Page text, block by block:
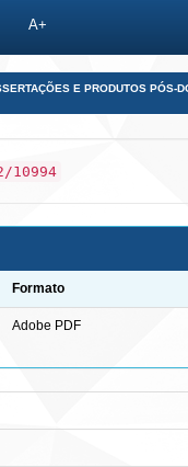
A+
E PRODUTOS PÓS-
Formato
Adobe PDF